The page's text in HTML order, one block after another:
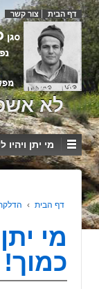
דף הבית צור קשר
לא
מי יתן
דף הבית ›
מי
כמוך!